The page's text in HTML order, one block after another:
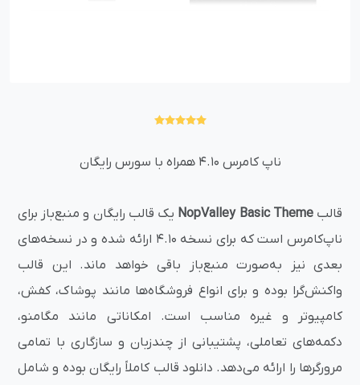
ناپ کامرس 4.10 همراه با سورس رایگان
قالبNopValley Basic Theme یک قالب رایگان و منبع‌باز برای
ناپ‌کامرس است که برای نسخه 4.10 ارائه شده و در نسخه‌های
بعدی نیز به‌صورت منبع‌باز باقی خواهد ماند. این قالب
واکنش‌گرا بوده و برای انواع فروشگاه‌ها مانند پوشاک، کفش،
کامپیوتر و غیره مناسب است. امکاناتی مانند مگامنو،
دکمه‌های تعاملی، پشتیبانی از چندزبان و سازگاری با تمامی
مرورگرها را ارائه می‌دهد. دانلود قالب کاملاً رایگان بوده و شامل